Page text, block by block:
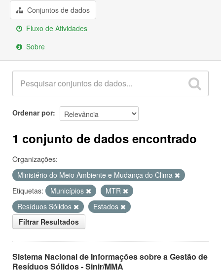
SobreConjuntos de dados
Fluxo de Atividades
Sobre
Ordenar por
1 conjunto de dados encontrado
Organizações:
Ministério do Meio Ambiente e Mudança do Clima
Etiquetas:
Municípios
MTR
Resíduos Sólidos
Estados
Filtrar Resultados
Sistema Nacional de Informações sobre a Gestão de
Resíduos Sólidos - Sinir/MMA